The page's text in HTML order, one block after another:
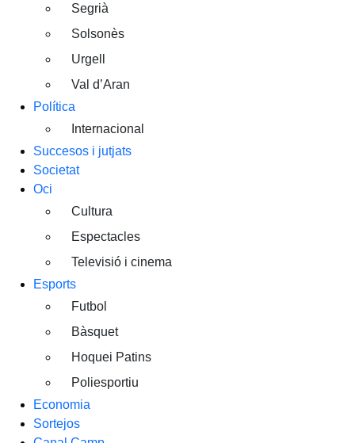
Segrià
Solsonès
Urgell
Val d’Aran
Política
Internacional
Succesos i jutjats
Societat
Oci
Cultura
Espectacles
Televisió i cinema
Esports
Futbol
Bàsquet
Hoquei Patins
Poliesportiu
Economia
Sortejos